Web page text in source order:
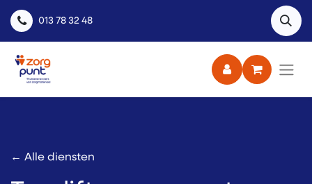
013 78 32 48
← Alle diensten